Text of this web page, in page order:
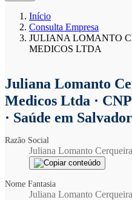
Início
Consulta Empresa
JULIANA LOMANTO
MEDICOS LTDA
Juliana Lomanto
Medicos Ltda ·
· Saúde em
Razão Social
Juliana Lomanto
Nome Fantasia
Juliana Lomanto